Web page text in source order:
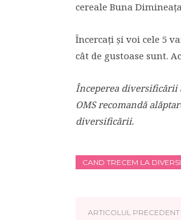
cereale Buna
Încercați și voi cele 5
cât de gustoase sunt.
Începerea diversificării
OMSrecomandă
diversificării.
CAND TRECEM LA
ARTICOLUL PRECEDENT